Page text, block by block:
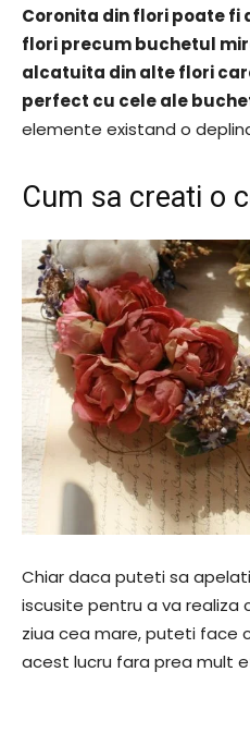
Coronita din flori poate
flori precum buchetul
alcatuita din alte flori
perfect cu cele ale
elemente existand o
Cum sa creati o
Chiar daca puteti sa
iscusite pentru a va realiza
ziua cea mare, puteti face
acest lucru fara prea mult